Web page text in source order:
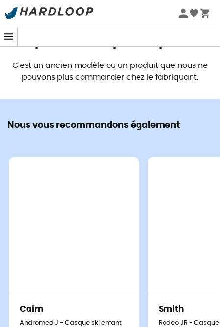
Promos d'été 🔥 -5 % EXTRA dès 2 produits* code Summer5
C'est un ancien modèle ou un produit que nous ne
pouvons plus commander chez le fabriquant.
Nous vous recommandons également
Cairn
Andromed J - Casque ski enfant
Smith
Rodeo JR -